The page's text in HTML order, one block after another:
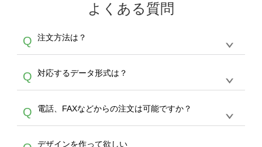
よくある質問
Q 注文方法は？
A
生産にて承っております。デザインツールから
デザインの作成から決済まで完了できます。
30枚以上やシルク印刷など、大口注文の場合
は、サポートが担当するエコバッグコンシェル
やタンブラーコンシェルをご利用ください。製
作する数量が多ければ多いほど、オンデマンド
Q 対応するデータ形式は？
A
ドできるデータ形式は、JPG / PNG / AI / PSD /
PDF 形式になります。データの最大サイズ
Q 電話、FAXなどからの注文は可能ですか？
A デザインを作って欲しい